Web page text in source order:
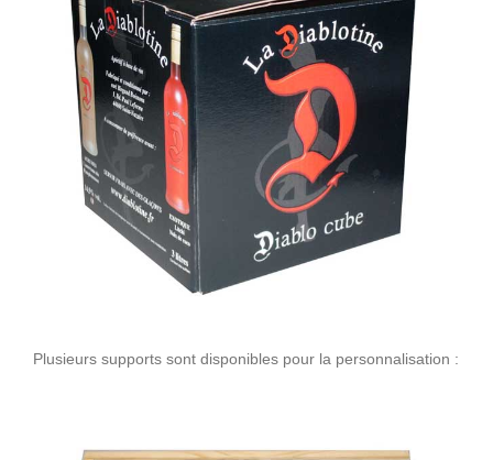
Plusieurs supports sont disponibles pour la personnalisation :